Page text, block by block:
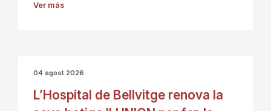
Ver más
04 agost 2026
L’Hospital de Bellvitge renova la